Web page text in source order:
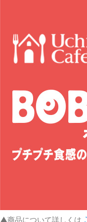
▲商品について詳しくは